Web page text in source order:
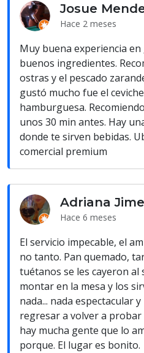
Josue
Hace 2 meses
Muy buena experiencia
buenos ingredientes.
ostras y el pescado
gustó mucho fue el
hamburguesa.
unos 30 min antes. Hay
donde te sirven bebidas.
comercial premium
Adriana
Hace 6 meses
El servicio impecable, el
no tanto. Pan quemado,
tuétanos se les cayeron al
montar en la mesa y los
nada... nada espectacular
regresar a volver a
hay mucha gente que lo
porque. El lugar es bonito.